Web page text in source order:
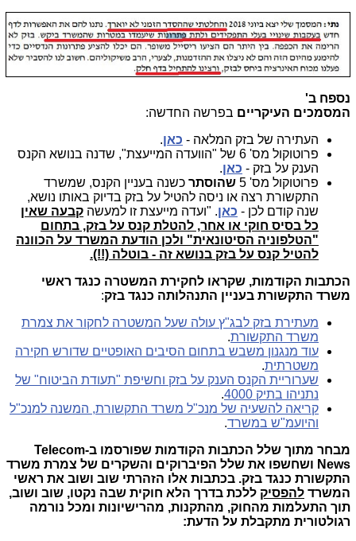
נספח ב'
המסמכים העיקריים בפרשה החדשה:
העתירה של בזק המלאה - כאן.
פרוטוקול מס' 6 של "הוועדה המייעצת", שדנה בנושא הקנס
הענק על בזק - כאן.
פרוטוקול מס' 5
שהוסתר כשנה בעניין הקנס, שמשרד
התקשורת רצה או ניסה להטיל על בזק בדיוק באותו נושא,
שנה קודם לכן - כאן. "ועדה מייעצת זו למעשה קבעה שאין
כל בסיס חוקי או אחר, להטלת קנס על בזק, בתחום
"הטלפוניה הסיטונאית" ולכן הודעת המשרד על הכוונה
להטיל קנס על בזק בנושא זה - בוטלה (!!).
הכתבות הקודמות, שקראו לחקירת המשטרה כנגד ראשי
משרד התקשורת בעניין התנהלותה כנגד בזק:
מעתירת בזק לבג"ץ עולה שעל המשטרה לחקור את צמרת
משרד התקשורת.
עוד מנגנון משבש בתחום הסיבים האופטיים שדורש חקירה
משטרתית.
שערוריית הקנס הענק על בזק וחשיפת "תעודת הביטוח" של
נתניהו בתיק 4000
.
קריאה להשעיה של מנכ"ל משרד התקשורת, המשנה למנכ"ל
והיועמ"ש במשרד.
מבחר מתוך שלל הכתבות הקודמות שפורסמו ב-Telecom
News ושחשפו את שלל הפיברוקים והשקרים של צמרת משרד
התקשורת כנגד בזק. בכתבות אלו הזהרתי שוב ושוב את ראשי
המשרד להפסיק ללכת בדרך הלא חוקית שבה נקטו, שוב ושוב,
תוך התעלמות מהחוק, מהתקנות, מהרישיונות ומכל נורמה
רגולטורית מתקבלת על הדעת: